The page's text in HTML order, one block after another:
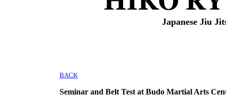
Japanese Jiu
BACK
Seminar and Belt Test at Budo Martial Arts